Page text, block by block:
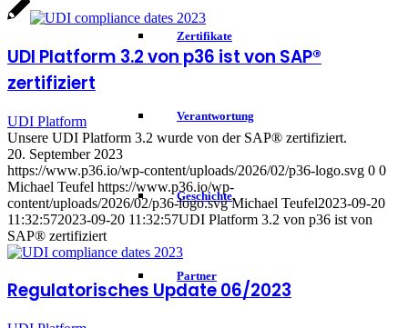
Zertifikate
Verantwortung
Geschichte
Partner
UDI Platform 3.2 von p36 ist von SAP®
zertifiziert
UDI Platform
Unsere UDI Platform 3.2 wurde von der SAP® zertifiziert.
20. September 2023
https://www.p36.io/wp-content/uploads/2026/02/p36-logo.svg 0 0
Michael Teufel https://www.p36.io/wp-
content/uploads/2026/02/p36-logo.svg Michael Teufel2023-09-20
11:32:572023-09-20 11:32:57UDI Platform 3.2 von p36 ist von
SAP® zertifiziert
Regulatorisches Update 06/2023